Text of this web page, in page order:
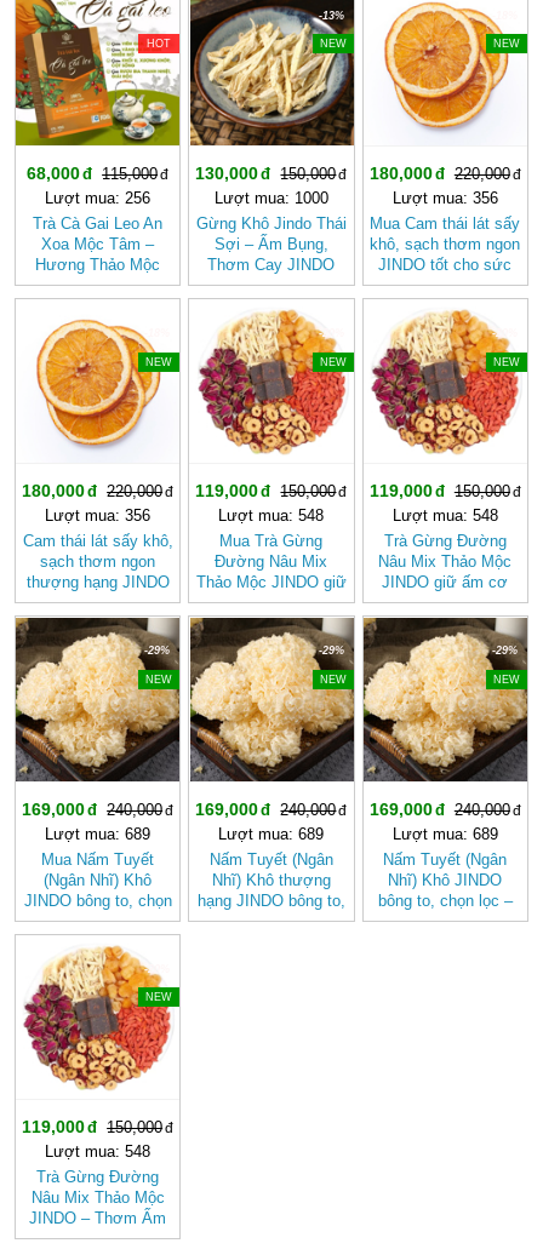
-40%
HOT
68,000
115,000
Lượt mua: 256
Trà Cà Gai Leo An
Xoa Mộc Tâm –
Hương Thảo Mộc
Cho Ngày Thư Thái
-13%
NEW
130,000
150,000
Lượt mua: 1000
Gừng Khô Jindo Thái
Sợi – Ấm Bụng,
Thơm Cay JINDO
NEW
180,000
220,000
Lượt mua: 356
Mua Cam thái lát sấy
khô, sạch thơm ngon
JINDO tốt cho sức
khỏe
NEW
180,000
220,000
Lượt mua: 356
Cam thái lát sấy khô,
sạch thơm ngon
thượng hạng JINDO
tốt cho sức khỏe
-20%
NEW
119,000
150,000
Lượt mua: 548
Mua Trà Gừng
Đường Nâu Mix
Thảo Mộc JINDO giữ
ấm cơ thể, tốt cho
sức khỏe
-20%
NEW
119,000
150,000
Lượt mua: 548
Trà Gừng Đường
Nâu Mix Thảo Mộc
JINDO giữ ấm cơ
thể
-29%
NEW
169,000
240,000
Lượt mua: 689
Mua Nấm Tuyết
(Ngân Nhĩ) Khô
JINDO bông to, chọn
lọc tốt cho sức khỏe
-29%
NEW
169,000
240,000
Lượt mua: 689
Nấm Tuyết (Ngân
Nhĩ) Khô thượng
hạng JINDO bông to,
chọn lọc
-29%
NEW
169,000
240,000
Lượt mua: 689
Nấm Tuyết (Ngân
Nhĩ) Khô JINDO
bông to, chọn lọc –
Dưỡng Nhan, Thanh
-20%
NEW
119,000
150,000
Lượt mua: 548
Trà Gừng Đường
Nâu Mix Thảo Mộc
JINDO – Thơm Ấm
Tự Nhiên, Dễ Uống